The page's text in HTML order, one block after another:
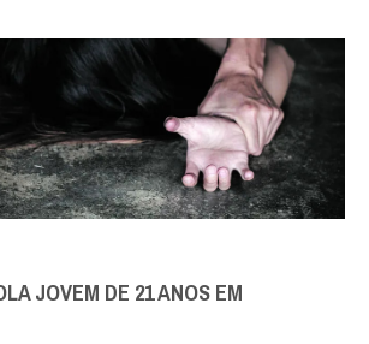
JOVEM DE 21 ANOS EM